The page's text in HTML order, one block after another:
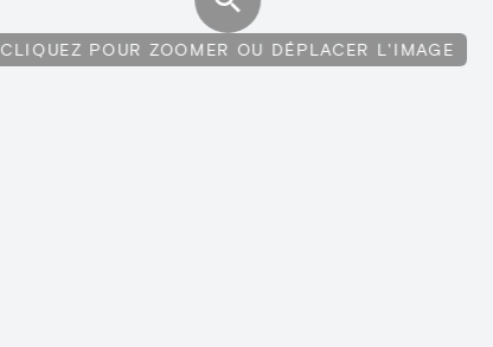
CLIQUEZ POUR ZOOMER OU DÉPLACER L'IMAGE